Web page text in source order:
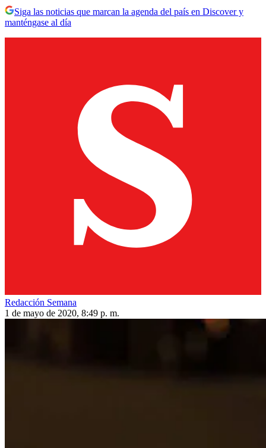
Siga las noticias que marcan la agenda del país en Discover y
manténgase al día
Redacción Semana
1 de mayo de 2020, 8:49 p. m.